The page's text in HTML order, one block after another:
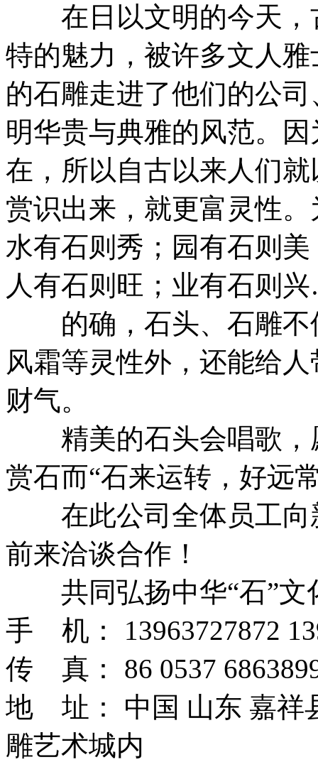
在日以文明的今天，
特的魅力，被许多文人
的石雕走进了他们的公
明华贵与典雅的风范。
在，所以自古以来人们
赏识出来，就更富灵性
水有石则秀；园有石则
人有石则旺；业有石则
的确，石头、石雕不
风霜等灵性外，还能给
财气。
精美的石头会唱歌，
赏石而“石来运转，好远
在此公司全体员工向
前来洽谈合作！
共同弘扬中华“石”文
手 机： 13963727872
传 真： 86 0537
地 址： 中国 山东 嘉祥
雕艺术城内